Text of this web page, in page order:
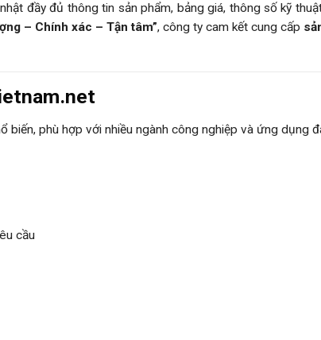
đầy đủ thông tin sản phẩm, bảng giá, thông số kỹ
– Chính xác – Tận tâm”, công ty cam kết cung cấp
biến, phù hợp với nhiều ngành công nghiệp và ứng dụng
cầu